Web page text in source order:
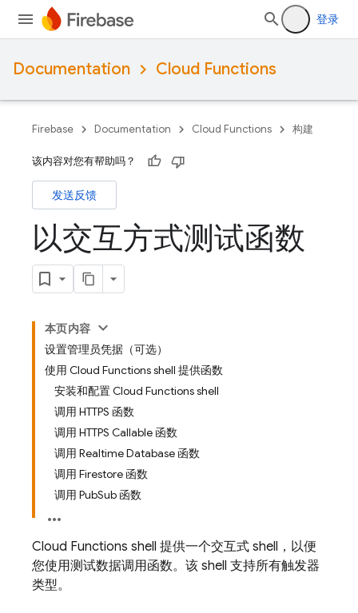
登录
Documentation Cloud Functions
Firebase Documentation Cloud Functions 构建
该内容对您有帮助吗？
发送反馈
以交互方式测试函数
本页内容
设置管理员凭据（可选）
使用 Cloud Functions shell 提供函数
安装和配置 Cloud Functions shell
调用 HTTPS 函数
调用 HTTPS Callable 函数
调用 Realtime Database 函数
调用 Firestore 函数
调用 PubSub 函数
Cloud Functions shell 提供一个交互式 shell，以便
您使用测试数据调用函数。该 shell 支持所有触发器
类型。